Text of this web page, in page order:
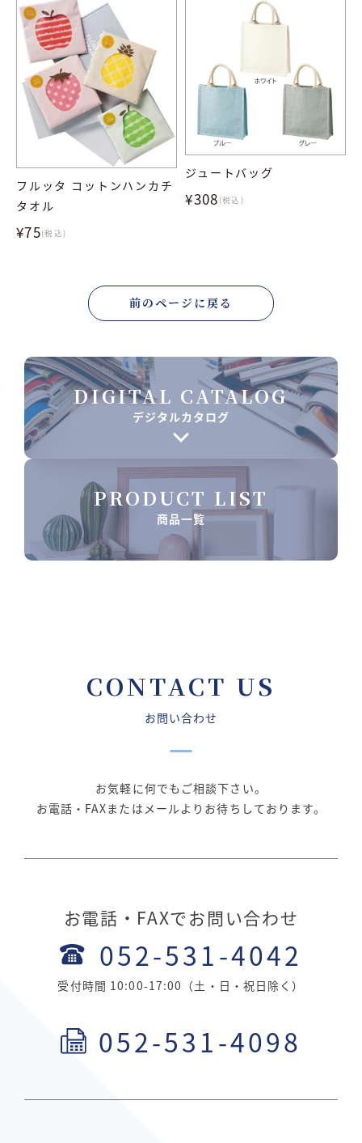
フルッタ コットンハンカチ
タオル
¥75(税込)
ジュートバッグ
¥308 (税込)
前のページに戻る
DIGITAL CATALOG
デジタルカタログ
PRODUCT LIST
商品一覧
CONTACT US
お問い合わせ
お気軽に何でもご相談下さい。
お電話・FAXまたはメールよりお待ちしております。
お電話・FAXでお問い合わせ
052-531-4042
受付時間 10:00-17:00（土・日・祝日除く）
052-531-4098